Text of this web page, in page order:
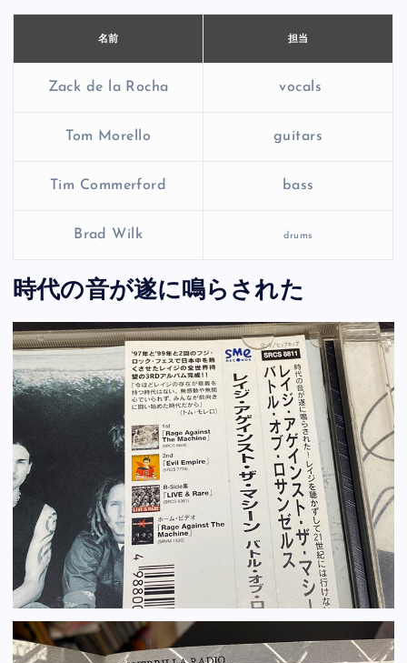
名前 担当
Zack de la Rocha vocals
Tom Morello guitars
Tim Commerford bass
Brad Wilk drums
時代の音が遂に鳴らされた